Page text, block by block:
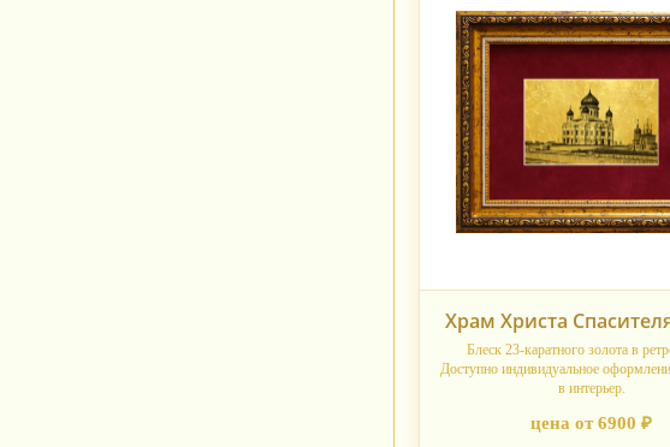
Храм Христа
Блеск 23-каратного золота в
Доступно индивидуальное
в интерьер.
цена от 6900 ₽